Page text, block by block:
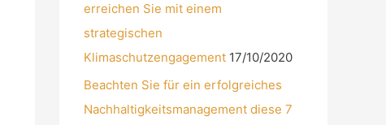
erreichen Sie mit einem
strategischen
Klimaschutzengagement 17/10/2020
Beachten Sie für ein erfolgreiches
Nachhaltigkeitsmanagement diese 7